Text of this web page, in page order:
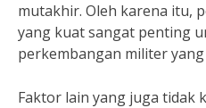
mutakhir. Oleh karena itu,
yang kuat sangat penting
perkembangan militer
Faktor lain yang juga tidak